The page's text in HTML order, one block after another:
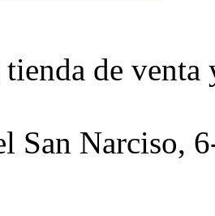
tienda de
San Narciso,